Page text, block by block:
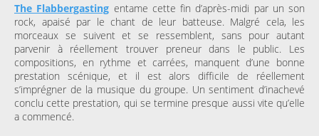
The Flabbergasting entame cette fin d’après-midi par un son
rock, apaisé par le chant de leur batteuse. Malgré cela, les
morceaux se suivent et se ressemblent, sans pour autant
parvenir à réellement trouver preneur dans le public. Les
compositions, en rythme et carrées, manquent d’une bonne
prestation scénique, et il est alors difficile de réellement
s’imprégner de la musique du groupe. Un sentiment d’inachevé
conclu cette prestation, qui se termine presque aussi vite qu’elle
a commencé.